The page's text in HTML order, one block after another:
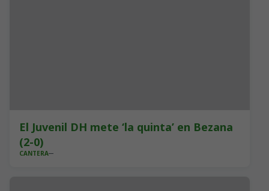
El Juvenil DH mete ‘la quinta’ en Bezana
(2-0)
CANTERA